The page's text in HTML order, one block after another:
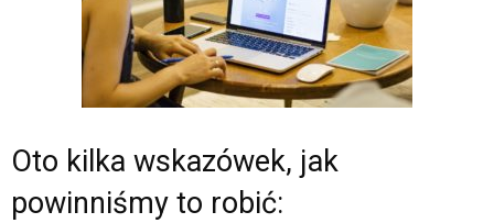
Oto kilka wskazówek, jak
powinniśmy to robić: